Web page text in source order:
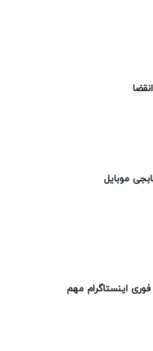
موبایل
اینستاگرام مهم